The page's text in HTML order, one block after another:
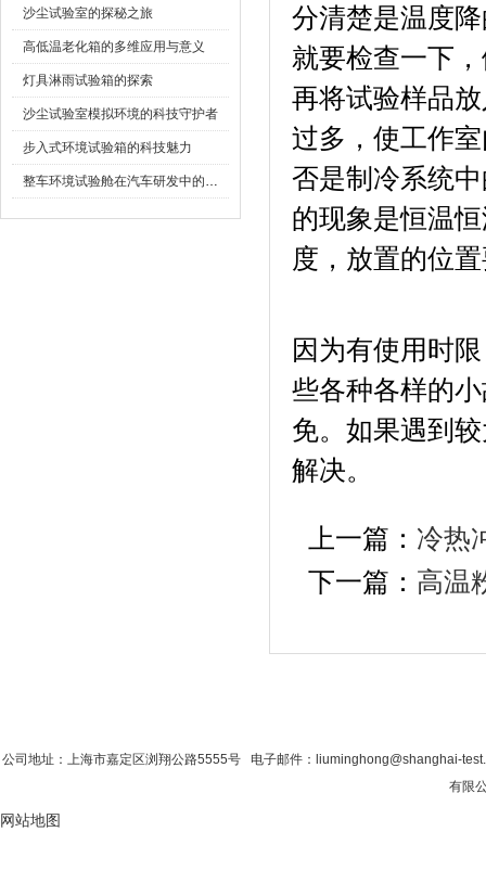
沙尘试验室的探秘之旅
高低温老化箱的多维应用与意义
灯具淋雨试验箱的探索
沙尘试验室模拟环境的科技守护者
步入式环境试验箱的科技魅力
整车环境试验舱在汽车研发中的作用
分清楚是温度降
就要检查一下
再将试验样品放
过多，使工作
否是制冷系统中
的现象是恒温恒
度，放置的位
因为有使用时限
些各种各样的小
免。如果遇
解决。
上一篇： 冷热
下一篇： 高温
公司地址：上海市嘉定区浏翔公路5555号 电子邮件：liuminghong@shanghai-
有限公
网站地图